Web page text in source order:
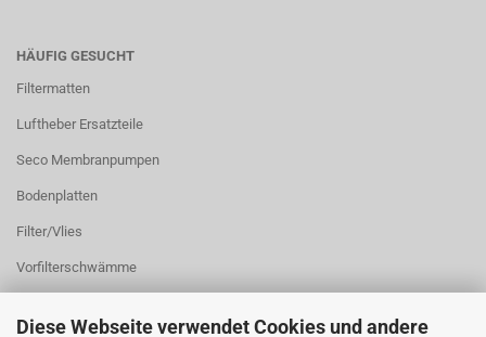
Diese Webseite verwendet Cookies und andere
HÄUFIG GESUCHT
Filtermatten
Luftheber Ersatzteile
Seco Membranpumpen
Bodenplatten
Filter/Vlies
Vorfilterschwämme